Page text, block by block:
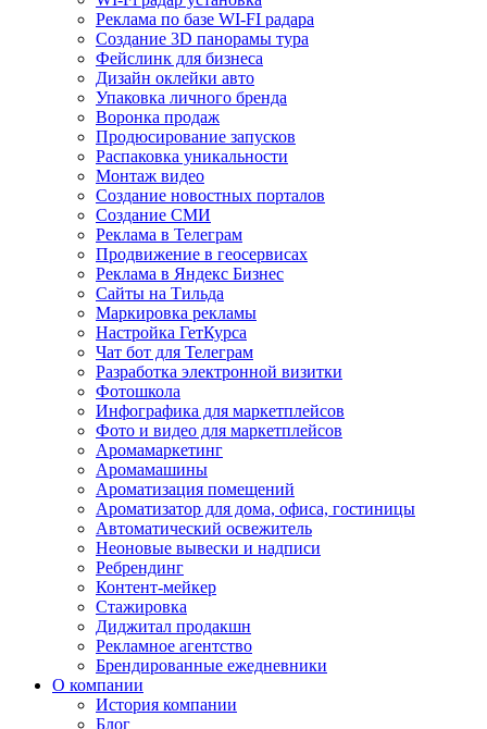
Реклама по базе WI-FI радара
Создание 3D панорамы тура
Фейслинк для бизнеса
Дизайн оклейки авто
Упаковка личного бренда
Воронка продаж
Продюсирование запусков
Распаковка уникальности
Монтаж видео
Создание новостных порталов
Cоздание СМИ
Реклама в Телеграм
Продвижение в геосервисах
Реклама в Яндекс Бизнес
Сайты на Тильда
Маркировка рекламы
Настройка ГетКурса
Чат бот для Телеграм
Разработка электронной визитки
Фотошкола
Инфографика для маркетплейсов
Фото и видео для маркетплейсов
Аромамаркетинг
Аромамашины
Ароматизация помещений
Ароматизатор для дома, офиса, гостиницы
Автоматический освежитель
Неоновые вывески и надписи
Ребрендинг
Контент-мейкер
Стажировка
Диджитал продакшн
Рекламное агентство
Брендированные ежедневники
О компании
История компании
Блог